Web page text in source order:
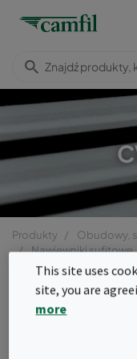
Produkty
Obudowy,
Nawiewniki sufitowe
Menu
CV-Supply
Nawiewniki
This site uses
site, you are
more